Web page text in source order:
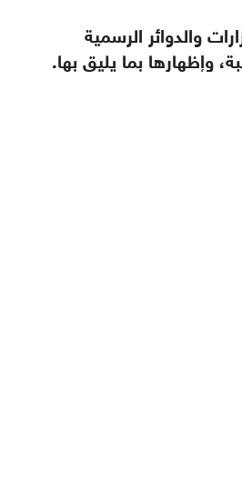
والدوائر الرسمية
وإظهارها بما يليق بها.